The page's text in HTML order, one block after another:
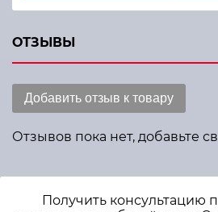
ОТЗЫВЫ
Добавить отзыв к товару
Отзывов пока нет, добавьте
Получить консультацию